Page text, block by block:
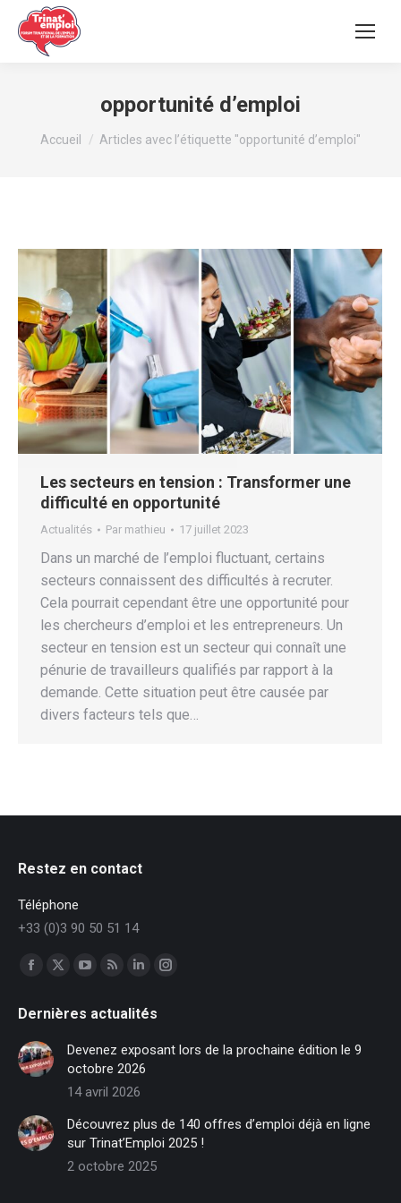
opportunité d’emploi
Vous êtes ici :
Accueil Articles avec l’étiquette "opportunité d’emploi"
Les secteurs en tension : Transformer une
difficulté en opportunité
Actualités Par mathieu 17 juillet 2023
Dans un marché de l’emploi fluctuant, certains
secteurs connaissent des difficultés à recruter.
Cela pourrait cependant être une opportunité pour
les chercheurs d’emploi et les entrepreneurs. Un
secteur en tension est un secteur qui connaît une
pénurie de travailleurs qualifiés par rapport à la
demande. Cette situation peut être causée par
divers facteurs tels que…
Restez en contact
Téléphone
+33 (0)3 90 50 51 14
Trouvez nous sur :
Facebook
opens
in
new
window
X
opens
new
window
opens
in
new
window
opens
in
new
window
LinkedIn
opens
in
new
window
Instagram
in
Dernières actualités
Devenez exposant lors de la prochaine édition le 9
octobre 2026
14 avril 2026
Découvrez plus de 140 offres d’emploi déjà en ligne
sur Trinat’Emploi 2025 !
2 octobre 2025